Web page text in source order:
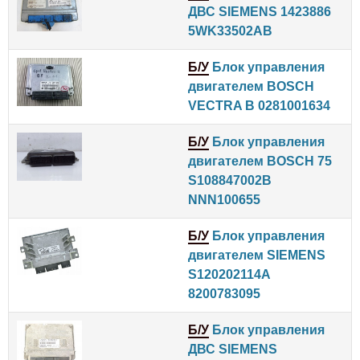
ДВС SIEMENS 1423886
5WK33502AB
Б/У Блок управления
двигателем BOSCH
VECTRA B 0281001634
Б/У Блок управления
двигателем BOSCH 75
S108847002B
NNN100655
Б/У Блок управления
двигателем SIEMENS
S120202114A
8200783095
Б/У Блок управления
ДВС SIEMENS